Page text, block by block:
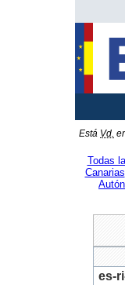
Está Vd.
Todas
Canarias
es-